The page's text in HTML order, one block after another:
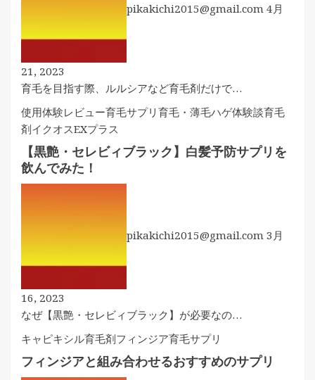
pikakichi2015@gmail.com 4月
21, 2023
育毛を目指す際、ルルシアなど育毛剤だけで…
使用体験レビュー育毛サプリ 育毛・薄毛ハゲ体験談育毛
剤イクオスEXプラス
【黒艶・セレビィブラック】白髪予防サプリを
飲んでみた！
pikakichi2015@gmail.com 3月
16, 2023
なぜ【黒艶・セレビィブラック】が必要なの…
キャピキシル育毛剤フィンジア育毛サプリ
フィンジアと組み合わせるおすすめのサプリ